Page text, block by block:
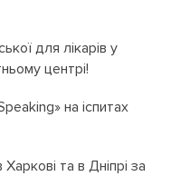
для лікарів у
центрі!
на іспитах
та в Дніпрі за